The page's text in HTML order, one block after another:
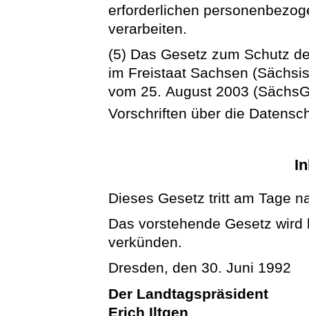
erforderlichen
verarbeiten.
(5) Das Gesetz zum Schutz
im Freistaat Sachsen
vom 25. August 2003
Vorschriften über die
Dieses Gesetz tritt am Tage
Das vorstehende Gesetz
verkünden.
Dresden, den 30. Juni 1992
Der Landtagspräsident
Erich Iltgen